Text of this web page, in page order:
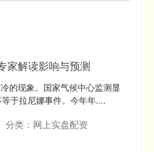
家解读影响与预测
的现象。国家气候中心监测显
于拉尼娜事件。今年年....
分类： 网上实盘配资